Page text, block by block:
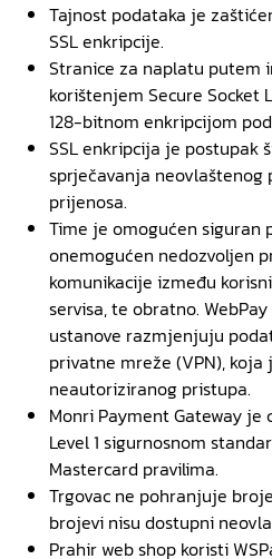
Tajnost podataka je
SSL enkripcije.
Stranice za naplatu putem
korištenjem Secure Socket
128-bitnom enkripcijom
SSL enkripcija je postupak
sprječavanja
prijenosa.
Time je omogućen siguran
onemogućen nedozvoljen
komunikacije između
servisa, te obratno.
ustanove razmjenjuju
privatne mreže (VPN), koja
neautoriziranog pristupa.
Monri Payment Gateway je
Level 1 sigurnosnom
Mastercard pravilima.
Trgovac ne pohranjuje
brojevi nisu dostupni
Prahir web shop koristi